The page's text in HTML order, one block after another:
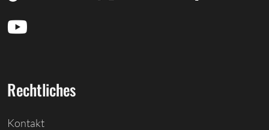
Rechtliches
Kontakt